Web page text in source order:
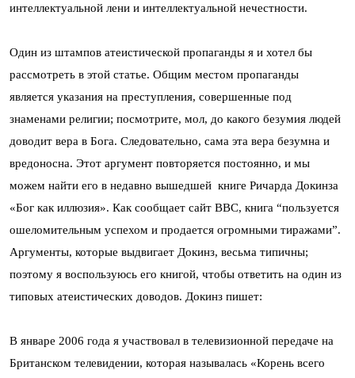
интеллектуальной лени и интеллектуальной нечестности.
Один из штампов атеистической пропаганды я и хотел бы
рассмотреть в этой статье. Общим местом пропаганды
является указания на преступления, совершенные под
знаменами религии; посмотрите, мол, до какого безумия людей
доводит вера в Бога. Следовательно, сама эта вера безумна и
вредоносна. Этот аргумент повторяется постоянно, и мы
можем найти его в недавно вышедшей книге Ричарда Докинза
«Бог как иллюзия». Как сообщает сайт ВВС, книга “пользуется
ошеломительным успехом и продается огромными тиражами”.
Аргументы, которые выдвигает Докинз, весьма типичны;
поэтому я воспользуюсь его книгой, чтобы ответить на один из
типовых атеистических доводов. Докинз пишет:
В январе 2006 года я участвовал в телевизионной передаче на
Британском телевидении, которая называлась «Корень всего